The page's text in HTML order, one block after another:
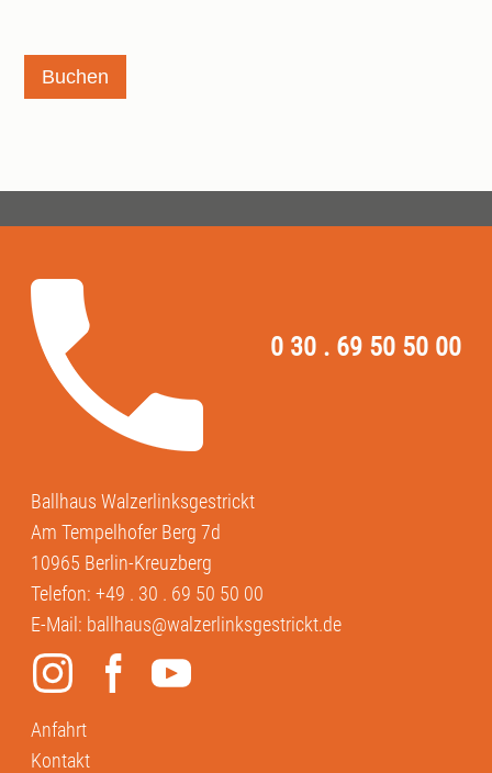
Buchen
0 30 . 69 50 50 00
Ballhaus Walzerlinksgestrickt
Am Tempelhofer Berg 7d
10965 Berlin-Kreuzberg
Telefon:+49 . 30 . 69 50 50 00
E-Mail: ballhaus@walzerlinksgestrickt.de
Anfahrt
Kontakt